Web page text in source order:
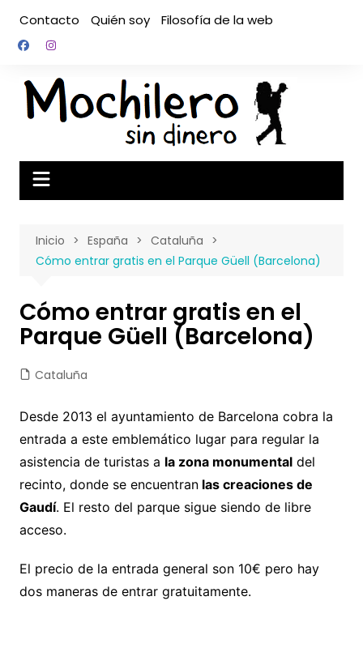
contenido
Contacto Quién soy Filosofía de la web
Inicio España
Cataluña
Cómo entrar gratis en el Parque Güell (Barcelona)
Cómo entrar gratis en el
Parque Güell (Barcelona)
Cataluña
Desde 2013 el ayuntamiento de Barcelona cobra la
entrada a este emblemático lugar para regular la
asistencia de turistas a la zona monumentaldel
recinto, donde se encuentranlas creaciones de
Gaudí. El resto del parque sigue siendo de libre
acceso.
El precio de la entrada general son 10€ pero hay
dos maneras de entrar gratuitamente.